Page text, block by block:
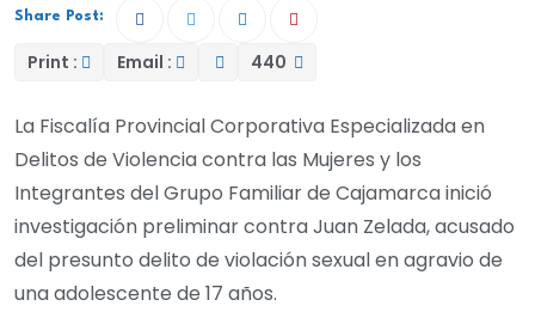
Share Post:
Print : Email : 440
La Fiscalía Provincial Corporativa Especializada en
Delitos de Violencia contra las Mujeres y los
Integrantes del Grupo Familiar de Cajamarca inició
investigación preliminar contra Juan Zelada, acusado
del presunto delito de violación sexual en agravio de
una adolescente de 17 años.